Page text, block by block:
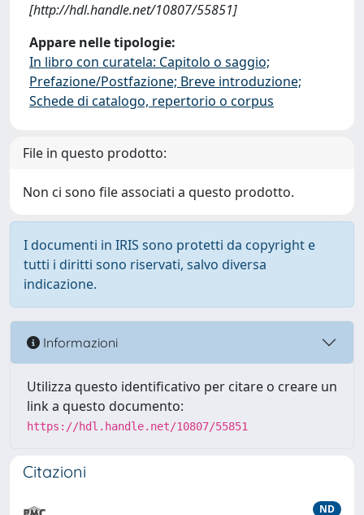
[http://hdl.handle.net/10807/55851]
Appare nelle tipologie:
In libro con curatela: Capitolo o saggio;
Prefazione/Postfazione; Breve introduzione;
Schede di catalogo, repertorio o corpus
File in questo prodotto:
Non ci sono file associati a questo prodotto.
I documenti in IRIS sono protetti da copyright e
tutti i diritti sono riservati, salvo diversa
indicazione.
Informazioni
Utilizza questo identificativo per citare o creare un
link a questo documento:
https://hdl.handle.net/10807/55851
Citazioni
ND